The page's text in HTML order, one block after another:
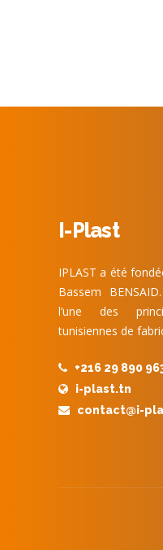
I-Plast
IPLAST a été
Bassem
l’une des
tunisiennes de
+216 29 890
i-plast.tn
contact@i-